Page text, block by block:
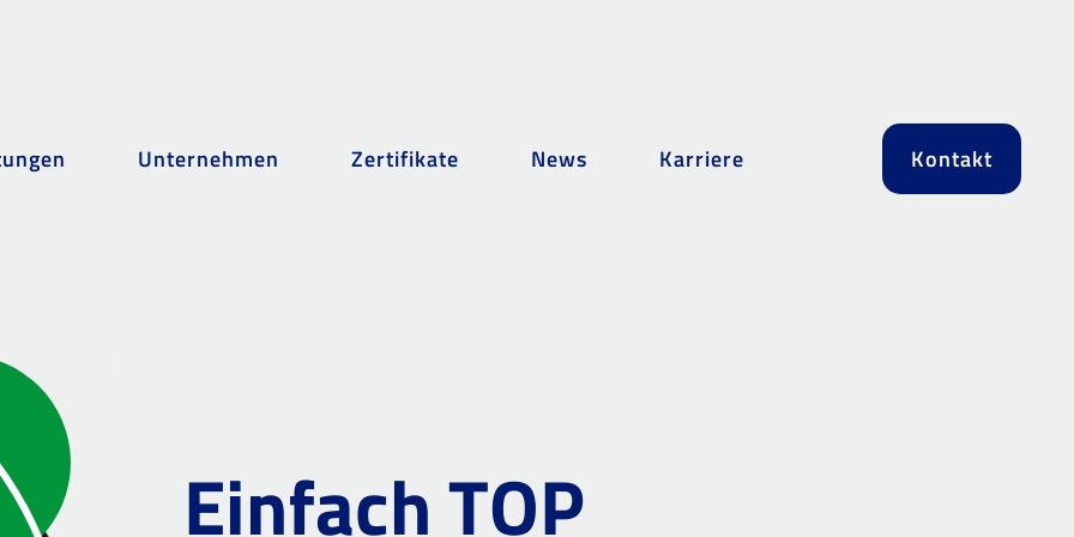
Unternehmen Zertifikate News Karriere Kontakt
Einfach TOP